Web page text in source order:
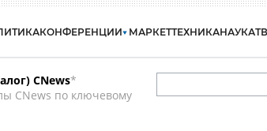
КОНФЕРЕНЦИИ МАРКЕТТЕХНИКАНАУКАТВ
CNews*
CNews по ключевому